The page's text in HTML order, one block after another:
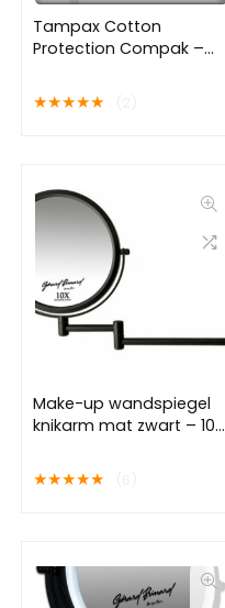
Tampax Cotton
Protection Compak –
Inbrenghuls – 56 stuks
★★★★★
Make-up wandspiegel
knikarm mat zwart – 10x
★★★★★